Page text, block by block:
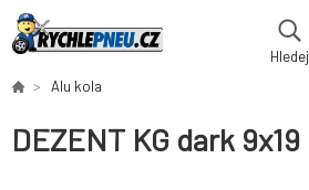
Hledej
Alu kola
DEZENT KG dark 9x19